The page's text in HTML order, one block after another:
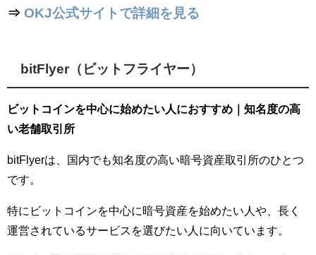
⇒ OKJ公式サイトで詳細を見る
bitFlyer（ビットフライヤー）
ビットコインを中心に始めたい人におすすめ｜知名度の高
い老舗取引所
bitFlyerは、国内でも知名度の高い暗号資産取引所のひとつ
です。
特にビットコインを中心に暗号資産を始めたい人や、長く
運営されているサービスを選びたい人に向いています。